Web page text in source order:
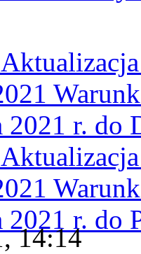
2021 r. do
2021 r. do
14:14